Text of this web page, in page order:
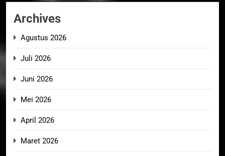
Archives
Agustus 2026
Juli 2026
Juni 2026
Mei 2026
April 2026
Maret 2026